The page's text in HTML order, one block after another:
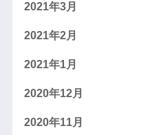
2021年3月
2021年2月
2021年1月
2020年12月
2020年11月